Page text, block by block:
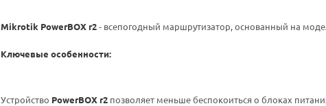
Mikrotik PowerBOX r2- всепогодный маршрутизатор, основанный на
Ключевые особенности:
Устройство PowerBOX r2 позволяет меньше беспокоиться о блоках